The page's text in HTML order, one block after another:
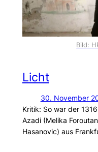
Bild:
Licht
30. November
Kritik: So war der
Azadi (Melika
Hasanovic) aus